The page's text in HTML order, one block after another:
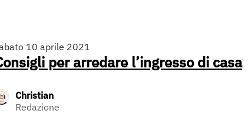
10 aprile 2021
per arredare l’ingresso di casa
Christian
Redazione